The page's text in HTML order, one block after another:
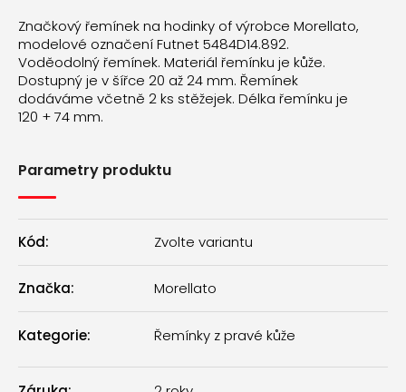
Značkový řemínek na hodinky of výrobce Morellato,
modelové označení Futnet 5484D14.892.
Voděodolný řemínek. Materiál řemínku je kůže.
Dostupný je v šířce 20 až 24 mm. Řemínek
dodáváme včetně 2 ks stěžejek. Délka řemínku je
120 + 74 mm.
Parametry produktu
Kód: Zvolte variantu
Značka: Morellato
Kategorie: Řemínky z pravé kůže